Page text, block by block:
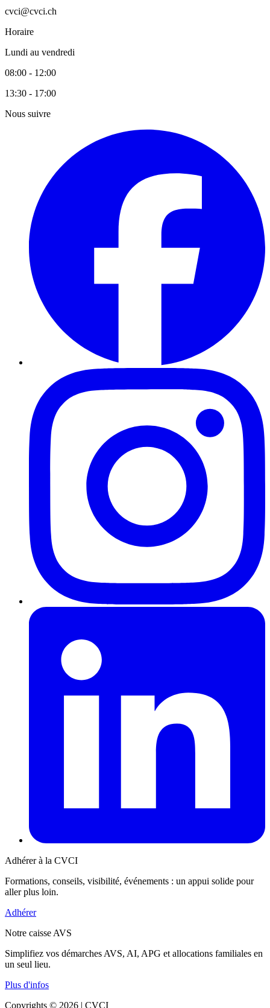
cvci@cvci.ch
Horaire
Lundi au vendredi
08:00 - 12:00
13:30 - 17:00
Nous suivre
Adhérer à la CVCI
Formations, conseils, visibilité, événements : un appui solide pour
aller plus loin.
Adhérer
Notre caisse AVS
Simplifiez vos démarches AVS, AI, APG et allocations familiales en
un seul lieu.
Plus d'infos
Copyrights © 2026 | CVCI